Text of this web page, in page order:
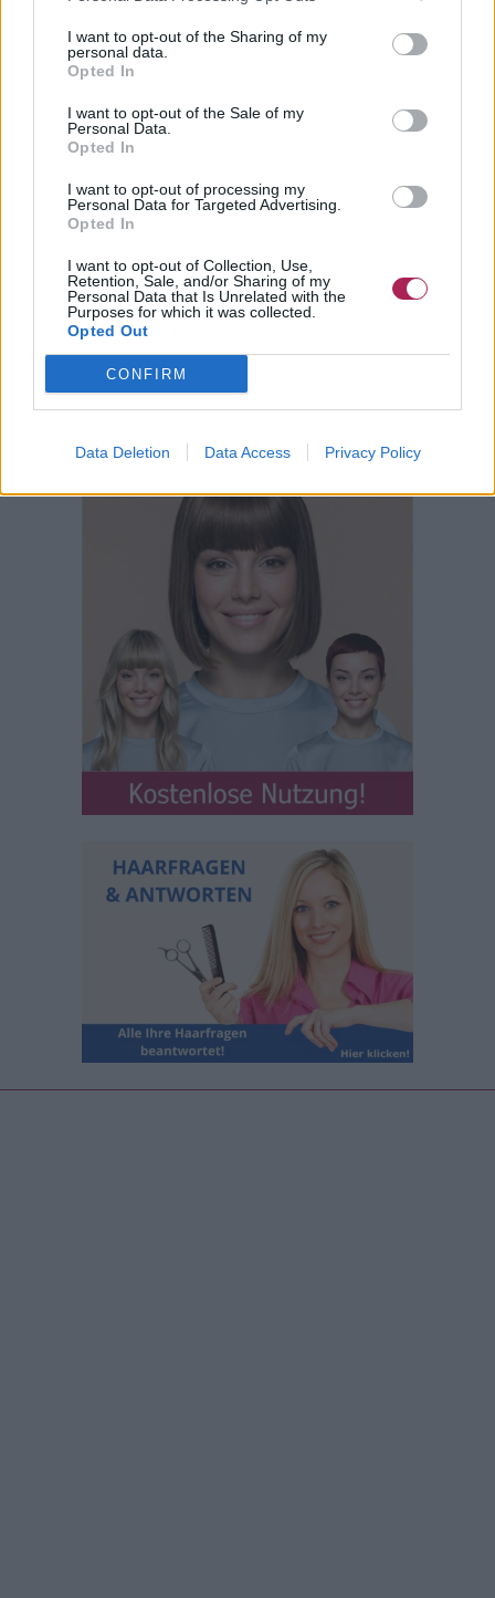
I want to opt-out of the Sharing of my
personal data.
Opted In
I want to opt-out of the Sale of my
Personal Data.
Opted In
I want to opt-out of processing my
Personal Data for Targeted Advertising.
Opted In
I want to opt-out of Collection, Use,
Retention, Sale, and/or Sharing of my
Personal Data that Is Unrelated with the
Purposes for which it was collected.
Opted Out
CONFIRM
Data Deletion Data Access Privacy Policy
©Hairfinder.com